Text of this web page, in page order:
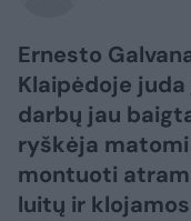
Ernesto
Klaipėdoje
darbų jau
ryškėja
montuoti
luitų ir